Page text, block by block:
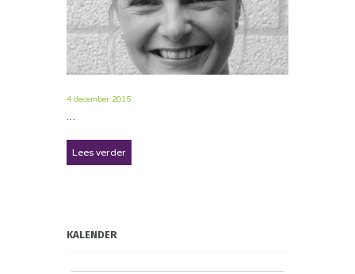
4 december 2015
Lees verder
KALENDER